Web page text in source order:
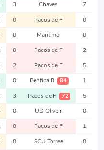
3 Chaves 7
0 Pacos de F 0
0 Maritimo 0
0 Pacos de F 2
2 Pacos de F 5
0 Benfica B 84 1
3 Pacos de F 72 5
0 UD Oliveir 0
0 Pacos de F 1
0 SCU Torree 0